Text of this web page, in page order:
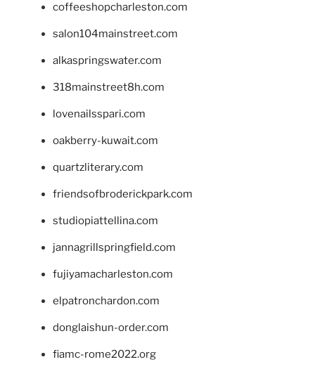
coffeeshopcharleston.com
salon104mainstreet.com
alkaspringswater.com
318mainstreet8h.com
lovenailsspari.com
oakberry-kuwait.com
quartzliterary.com
friendsofbroderickpark.com
studiopiattellina.com
jannagrillspringfield.com
fujiyamacharleston.com
elpatronchardon.com
donglaishun-order.com
fiamc-rome2022.org